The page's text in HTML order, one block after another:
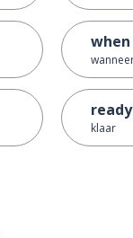
when
ready
klaar